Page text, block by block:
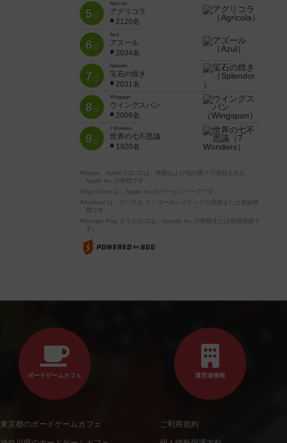
5位
Agricola
アグリコラ
2120名
6位
Azul
アズール
2034名
7位
Splendor
宝石の煌き
2031名
8位
Wingspan
ウイングスパン
2006名
9位
7 Wonders
世界の七不思議
1920名
※Apple、Apple のロゴ は、米国および他の国々で登録された
Apple Inc.の商標です。
※App Store は、Apple Inc.のサービスマークです。
※Android は、グーグル インコーポレイテッドの商標または登録商
標です。
※Google Play とそのロゴは、Google Inc.の商標または登録商標で
す。
ボードゲームカフェ
東京都のボードゲームカフェ
運営者情報
ご利用規約